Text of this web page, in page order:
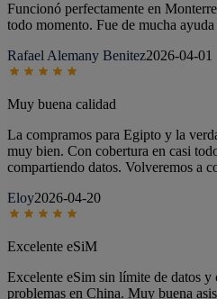
Funcionó perfectamente en
todo momento. Fue de mucha
Rafael Alemany Benitez2026-04-01
Muy buena calidad
La compramos para Egipto y la
muy bien. Con cobertura en casi
compartiendo datos. Volveremos a
Eloy2026-04-20
Excelente eSiM
Excelente eSim sin límite de datos
problemas en China. Muy buena